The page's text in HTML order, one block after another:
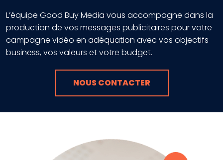
L’équipe Good Buy Media vous accompagne dans la
production de vos messages publicitaires pour votre
campagne vidéo en adéquation avec vos objectifs
business, vos valeurs et votre budget.
NOUS CONTACTER